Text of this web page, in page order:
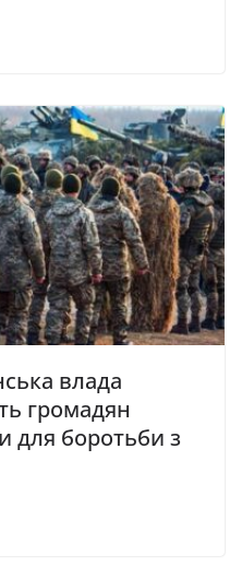
влада
громадян
для боротьби з